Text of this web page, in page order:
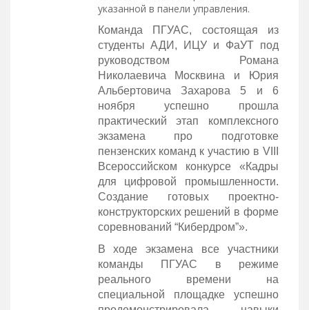
указанной в панели управления.
Команда ПГУАС, состоящая из
студенты АДИ, ИЦУ и ФаУТ под
руководством Романа
Николаевича Москвина и Юрия
Альбертовича Захарова 5 и 6
ноября успешно прошла
практический этап комплексного
экзамена про подготовке
пензенских команд к участию в VIII
Всероссийском конкурсе «Кадры
для цифровой промышленности.
Создание готовых проектно-
конструкторских решений в форме
соревнований “Кибердром”».
В ходе экзамена все участники
команды ПГУАС в режиме
реального времени на
специальной площадке успешно